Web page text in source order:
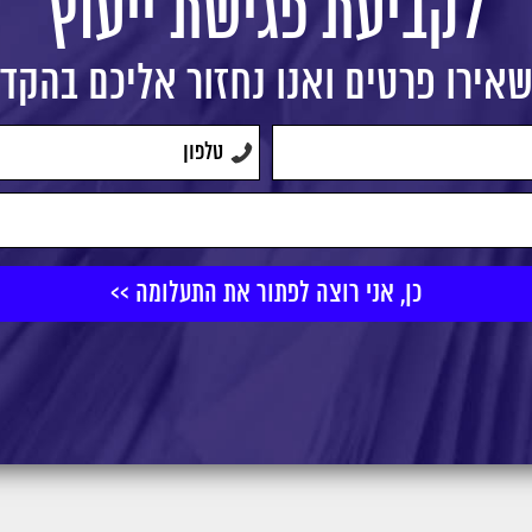
לקביעת פגישת ייעוץ
פרטים ואנו נחזור אליכם